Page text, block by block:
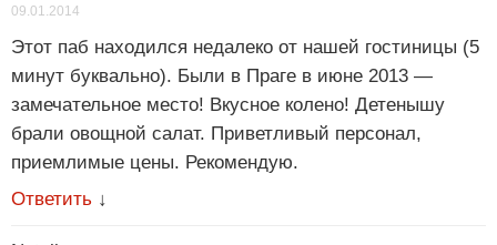
09.01.2014
Этот паб находился недалеко от нашей гостиницы (5
минут буквально). Были в Праге в июне 2013 —
замечательное место! Вкусное колено! Детенышу
брали овощной салат. Приветливый персонал,
приемлимые цены. Рекомендую.
Ответить ↓